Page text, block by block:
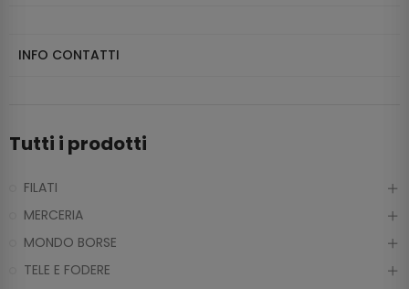
INFO CONTATTI
Tutti i prodotti
FILATI
MERCERIA
MONDO BORSE
TELE E FODERE